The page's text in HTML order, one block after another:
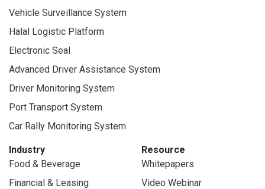
Vehicle Surveillance System
Halal Logistic Platform
Electronic Seal
Advanced Driver Assistance System
Driver Monitoring System
Port Transport System
Car Rally Monitoring System
Industry
Food & Beverage
Financial & Leasing
Resource
Whitepapers
Video Webinar